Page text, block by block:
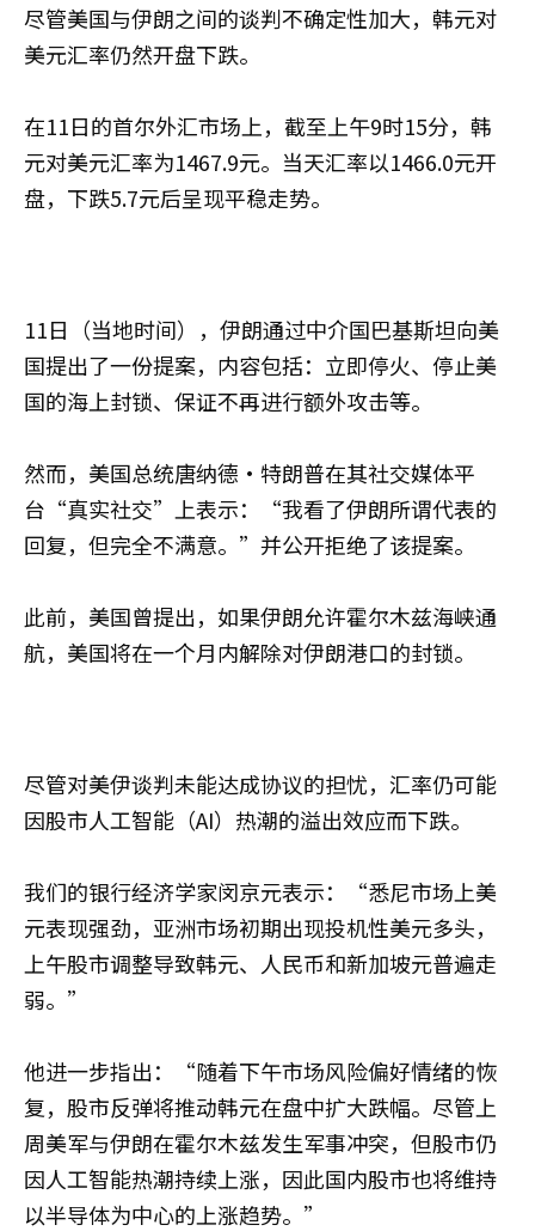
尽管美国与伊朗之间的谈判不确定性加大，韩元对
美元汇率仍然开盘下跌。
在11日的首尔外汇市场上，截至上午9时15分，韩
元对美元汇率为1467.9元。当天汇率以1466.0元开
盘，下跌5.7元后呈现平稳走势。
11日（当地时间），伊朗通过中介国巴基斯坦向美
国提出了一份提案，内容包括：立即停火、停止美
国的海上封锁、保证不再进行额外攻击等。
然而，美国总统唐纳德·特朗普在其社交媒体平
台“真实社交”上表示：“我看了伊朗所谓代表的
回复，但完全不满意。”并公开拒绝了该提案。
此前，美国曾提出，如果伊朗允许霍尔木兹海峡通
航，美国将在一个月内解除对伊朗港口的封锁。
尽管对美伊谈判未能达成协议的担忧，汇率仍可能
因股市人工智能（AI）热潮的溢出效应而下跌。
我们的银行经济学家闵京元表示：“悉尼市场上美
元表现强劲，亚洲市场初期出现投机性美元多头，
上午股市调整导致韩元、人民币和新加坡元普遍走
弱。”
他进一步指出：“随着下午市场风险偏好情绪的恢
复，股市反弹将推动韩元在盘中扩大跌幅。尽管上
周美军与伊朗在霍尔木兹发生军事冲突，但股市仍
因人工智能热潮持续上涨，因此国内股市也将维持
以半导体为中心的上涨趋势。”